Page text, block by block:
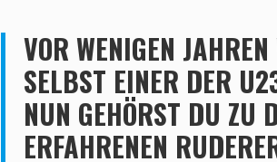
VOR WENIGEN
SELBST EINER DER
NUN GEHÖRST DU ZU
ERFAHRENEN